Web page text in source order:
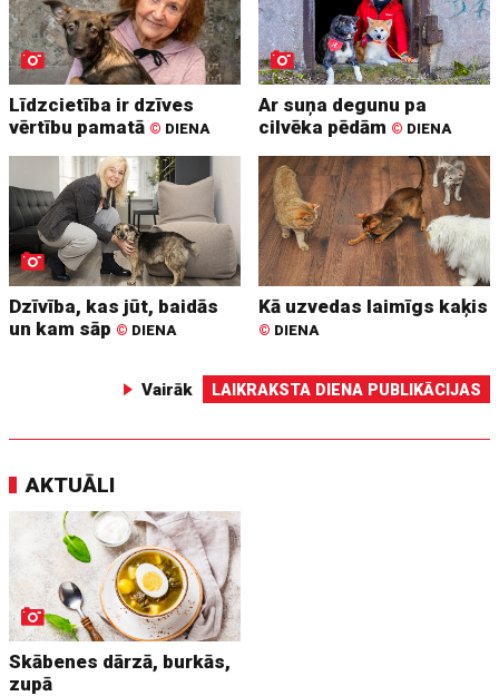
Līdzcietība ir dzīves
vērtību pamatā © DIENA
Ar suņa degunu pa
cilvēka pēdām © DIENA
Dzīvība, kas jūt, baidās
un kam sāp © DIENA
Kā uzvedas laimīgs kaķis
© DIENA
Vairāk LAIKRAKSTA DIENA PUBLIKĀCIJAS
AKTUĀLI
Skābenes dārzā, burkās,
zupā